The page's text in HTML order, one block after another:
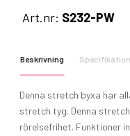
Art.nr: S232-PW
Beskrivning
Denna stretch byxa har
stretch tyg. Denna
rörelsefrihet. Funktioner